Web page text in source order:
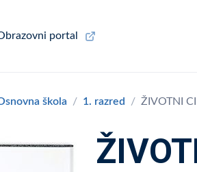
portal
škola 1. razred ŽIVOTNI